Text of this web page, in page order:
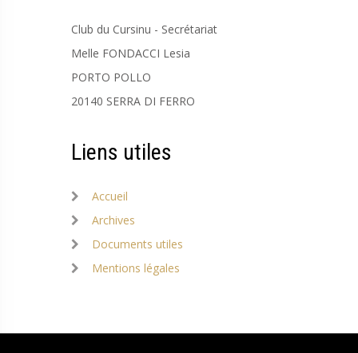
Club du Cursinu - Secrétariat
Melle FONDACCI Lesia
PORTO POLLO
20140 SERRA DI FERRO
Liens utiles
Accueil
Archives
Documents utiles
Mentions légales